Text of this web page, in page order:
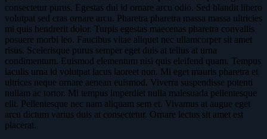
consectetur purus. Egestas dui id ornare arcu odio. Sed blandit libero
volutpat sed cras ornare arcu. Pharetra pharetra massa massa ultricies
mi quis hendrerit dolor. Turpis egestas maecenas pharetra convallis
posuere morbi leo. Faucibus vitae aliquet nec ullamcorper sit amet
risus. Scelerisque purus semper eget duis at tellus at urna
condimentum. Euismod elementum nisi quis eleifend quam. Tempus
iaculis urna id volutpat lacus laoreet non. Mi eget mauris pharetra et
ultrices neque ornare aenean euismod. Viverra suspendisse potenti
nullam ac tortor. Mi tempus imperdiet nulla malesuada pellentesque
elit. Pellentesque nec nam aliquam sem et. Vivamus at augue eget
arcu dictum varius duis at consectetur. Ornare lectus sit amet est
placerat.